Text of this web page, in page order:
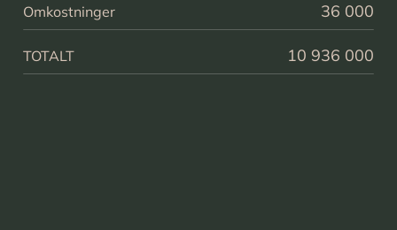
Omkostninger 36 000
TOTALT 10 936 000